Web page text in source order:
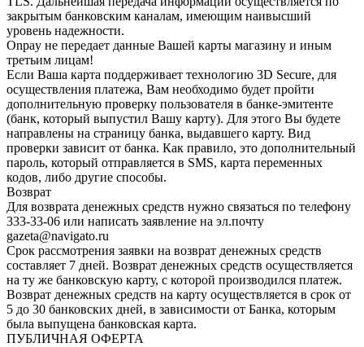
закрытым банковским каналам, имеющим наивысший
уровень надежности.
Onpay не передает данные Вашей карты магазину и иным
третьим лицам!
Если Ваша карта поддерживает технологию 3D Secure, для
осуществления платежа, Вам необходимо будет пройти
дополнительную проверку пользователя в банке-эмитенте
(банк, который выпустил Вашу карту). Для этого Вы будете
направлены на страницу банка, выдавшего карту. Вид
проверки зависит от банка. Как правило, это дополнительный
пароль, который отправляется в SMS, карта переменных
кодов, либо другие способы.
Возврат
Для возврата денежных средств нужно связаться по телефону
333-33-06 или написать заявление на эл.почту
gazeta@navigato.ru
Срок рассмотрения заявки на возврат денежных средств
составляет 7 дней. Возврат денежных средств осуществляется
на ту же банковскую карту, с которой производился платеж.
Возврат денежных средств на карту осуществляется в срок от
5 до 30 банковских дней, в зависимости от Банка, которым
была выпущена банковская карта.
ПУБЛИЧНАЯ ОФЕРТА